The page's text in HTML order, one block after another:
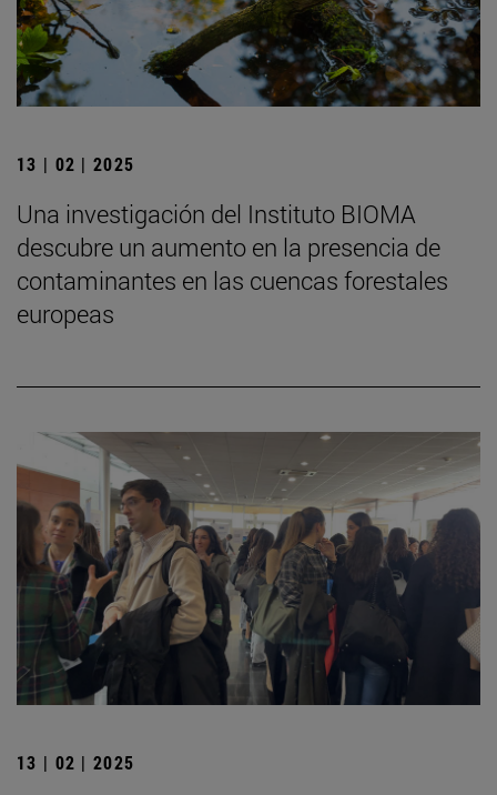
13 | 02 | 2025
Una investigación del Instituto BIOMA
descubre un aumento en la presencia de
contaminantes en las cuencas forestales
europeas
13 | 02 | 2025